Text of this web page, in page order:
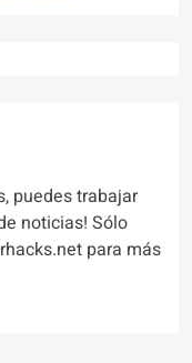
puedes trabajar
noticias! Sólo
para más